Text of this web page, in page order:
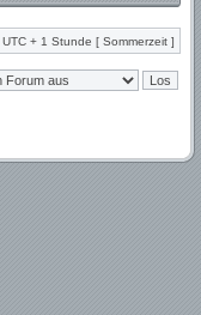
+ 1 Stunde [ Sommerzeit ]